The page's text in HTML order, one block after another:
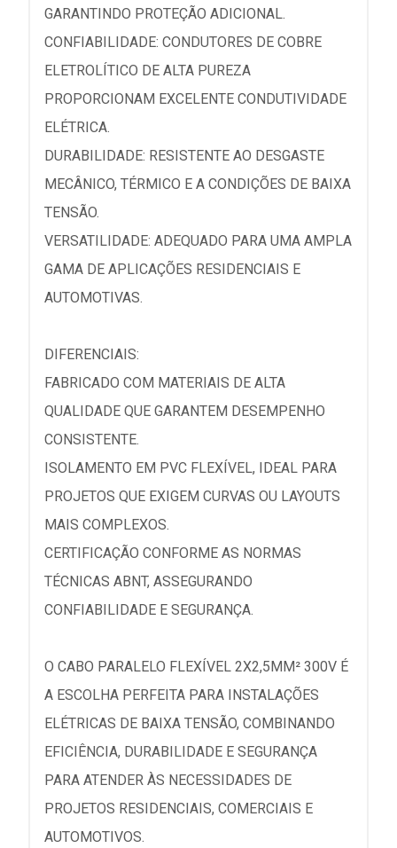
GARANTINDO PROTEÇÃO ADICIONAL.
CONFIABILIDADE: CONDUTORES DE COBRE
ELETROLÍTICO DE ALTA PUREZA
PROPORCIONAM EXCELENTE CONDUTIVIDADE
ELÉTRICA.
DURABILIDADE: RESISTENTE AO DESGASTE
MECÂNICO, TÉRMICO E A CONDIÇÕES DE BAIXA
TENSÃO.
VERSATILIDADE: ADEQUADO PARA UMA AMPLA
GAMA DE APLICAÇÕES RESIDENCIAIS E
AUTOMOTIVAS.
DIFERENCIAIS:
FABRICADO COM MATERIAIS DE ALTA
QUALIDADE QUE GARANTEM DESEMPENHO
CONSISTENTE.
ISOLAMENTO EM PVC FLEXÍVEL, IDEAL PARA
PROJETOS QUE EXIGEM CURVAS OU LAYOUTS
MAIS COMPLEXOS.
CERTIFICAÇÃO CONFORME AS NORMAS
TÉCNICAS ABNT, ASSEGURANDO
CONFIABILIDADE E SEGURANÇA.
O CABO PARALELO FLEXÍVEL 2X2,5MM² 300V É
A ESCOLHA PERFEITA PARA INSTALAÇÕES
ELÉTRICAS DE BAIXA TENSÃO, COMBINANDO
EFICIÊNCIA, DURABILIDADE E SEGURANÇA
PARA ATENDER ÀS NECESSIDADES DE
PROJETOS RESIDENCIAIS, COMERCIAIS E
AUTOMOTIVOS.